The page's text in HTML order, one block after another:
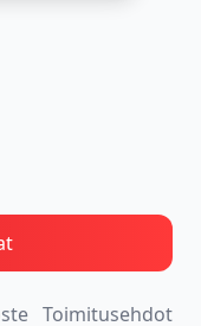
Toimitusehdot